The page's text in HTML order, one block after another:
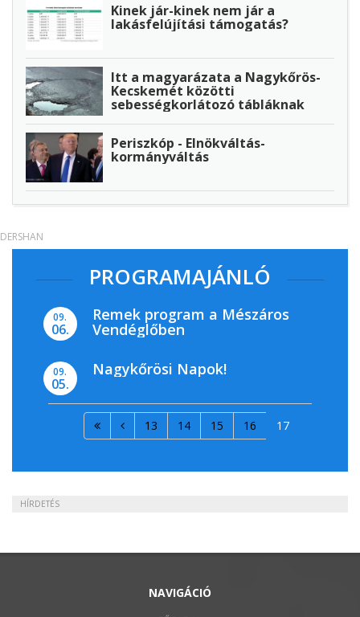
Kinek jár-kinek nem jár a
lakásfelújítási támogatás?
Itt a magyarázata a Nagykőrös-
Kecskemét közötti
sebességkorlátozó tábláknak
Periszkóp - Elnökváltás-
kormányváltás
PROGRAMAJÁNLÓ
09.
06.
Remek program a Mészáros
Vendéglőben
09.
05.
Nagykőrösi Napok!
13 14 15 16 17
HÍRDETÉS
NAVIGÁCIÓ
DERSHAN